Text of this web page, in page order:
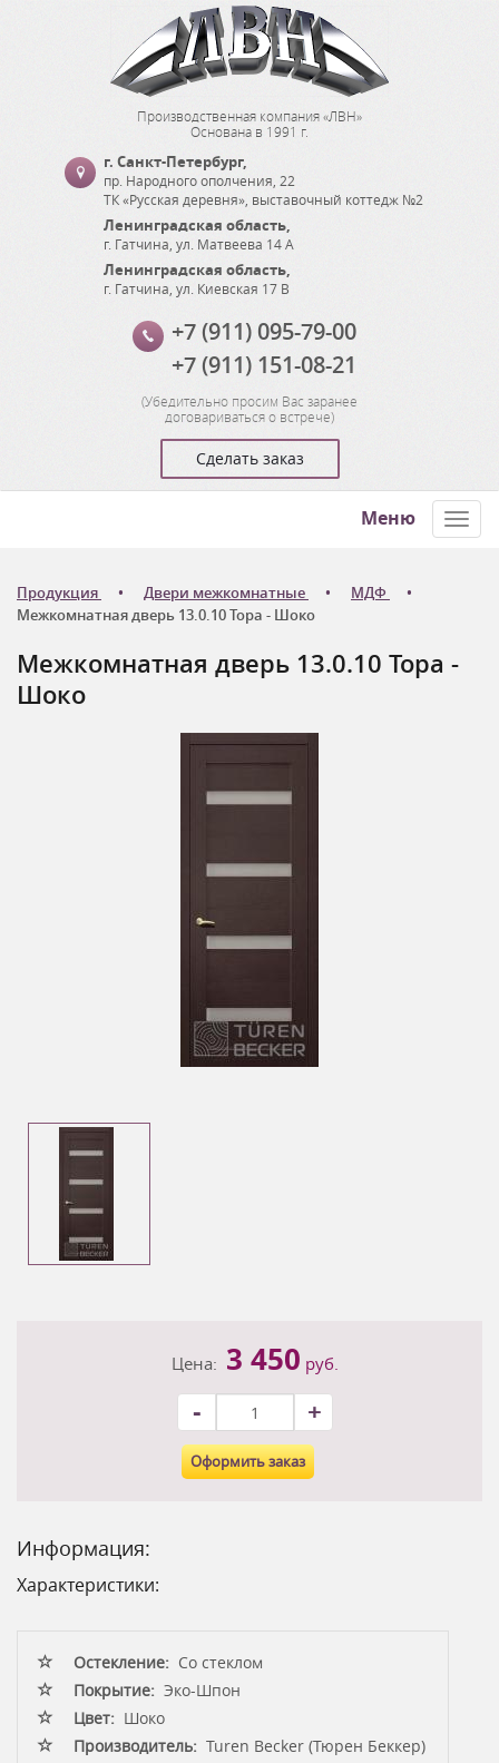
Производственная компания «ЛВН»
Основана в 1991 г.
г. Санкт-Петербург,
пр. Народного ополчения, 22
ТК «Русская деревня», выставочный коттедж №2
Ленинградская область,
г. Гатчина ул. Матвеева 14 А
Ленинградская область,
г. Гатчина ул. Киевская 17 В
+7 (911) 095-79-00
+7 (911) 151-08-21
(Убедительно просим Вас заранее
договариваться о встрече)
Сделать заказ
Меню
Продукция Двери межкомнатные
МДФ
Межкомнатная дверь 13.0.10 Тора - Шоко
Межкомнатная дверь 13.0.10 Тора -
Шоко
Цена: 3 450 руб.
- +
Оформить заказ
Информация:
Характеристики:
Остекление: Со стеклом
Покрытие: Эко-Шпон
Цвет: Шоко
Производитель: Turen Becker (Тюрен Беккер)